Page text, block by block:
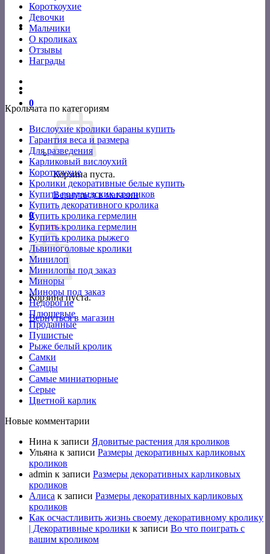
Короткоухие
Девочки
Мальчики
О кроликах
Отзывы
Награды
0
Корзина пуста.
Вернуться в магазин
0
Корзина
Корзина пуста.
Вернуться в магазин
Крольчата по категориям
Вислоухие кролики бараны купить
Гарантия веса и размера
Для разведения
Карликовый вислоухий
Короткоухие
Кролики декоративные белые купить
Купить голландских кроликов
Купить декоративного кролика
Купить кролика гермелин
Купить кролика гермелин
Купить кролика рыжего
Львиноголовые кролики
Минилоп
Минилопы под заказ
Миноры
Миноры под заказ
Недорогие
Плюшевые
Проданные
Пушистые
Рыже белый кролик
Самки
Самцы
Самые миниатюрные
Серые
Цветной карлик
Новые комментарии
Нина к записи Ядовитые растения для кроликов
Ульяна к записи Размеры декоративных карликовых
кроликов
admin к записи Размеры декоративных карликовых
кроликов
Алиса к записи Размеры декоративных карликовых
кроликов
Как осчастливить жизнь своему декоративному кролику
| Декоративные кролики к записи Во что поиграть с
вашим кроликом